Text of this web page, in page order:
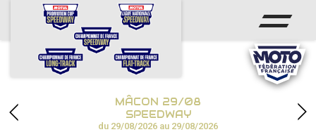
ACCUEIL
CALENDRIER
CHAMPIONNATSMÂCON 29/08
SPEEDWAY
du 29/08/2026 au 29/08/2026